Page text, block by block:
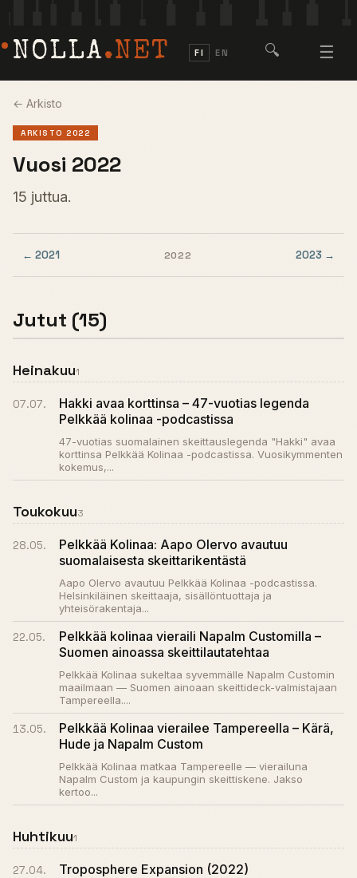
NOLLA.NET FI EN 🔍 ☰
← Arkisto
ARKISTO 2022
Vuosi 2022
15 juttua.
← 2021 2022 2023 →
Jutut (15)
Heinakuu1
07.07.
Hakki avaa korttinsa – 47-vuotias legenda
Pelkkää kolinaa -podcastissa
47-vuotias suomalainen skeittauslegenda "Hakki" avaa
korttinsa Pelkkää Kolinaa -podcastissa. Vuosikymmenten
kokemus,...
Toukokuu3
28.05.
Pelkkää Kolinaa: Aapo Olervo avautuu
suomalaisesta skeittarikentästä
Aapo Olervo avautuu Pelkkää Kolinaa -podcastissa.
Helsinkiläinen skeittaaja, sisällöntuottaja ja
yhteisörakentaja...
22.05.
Pelkkää kolinaa vieraili Napalm Customilla –
Suomen ainoassa skeittilauta­tehtaa
Pelkkää Kolinaa sukeltaa syvemmälle Napalm Customin
maailmaan — Suomen ainoaan skeittideck-valmistajaan
Tampereella....
13.05.
Pelkkää Kolinaa vierailee Tampereella – Kärä,
Hude ja Napalm Custom
Pelkkää Kolinaa matkaa Tampereelle — vierailuna
Napalm Custom ja kaupungin skeittiskene. Jakso
kertoo...
Huhtikuu1
27.04. Troposphere Expansion (2022)